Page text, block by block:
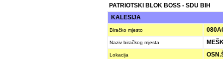
PATRIOTSKI BLOK BOSS - SDU BIH
KALESIJA
Biračko mjesto
Naziv biračkog mjesta
Lokacija